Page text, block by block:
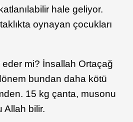
hale geliyor.
oynayan çocukları
mi? İnsallah Ortaçağ
bundan daha kötü
15 kg çanta, musonu
Allah bilir.